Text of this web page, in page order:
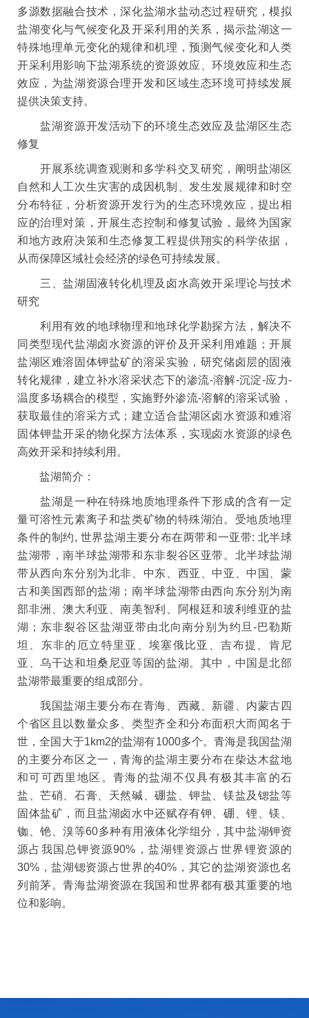
多源数据融合技术，深化盐湖水盐动态过程研究，模拟
盐湖变化与气候变化及开采利用的关系，揭示盐湖这一
特殊地理单元变化的规律和机理，预测气候变化和人类
开采利用影响下盐湖系统的资源效应、环境效应和生态
效应，为盐湖资源合理开发和区域生态环境可持续发展
提供决策支持。
盐湖资源开发活动下的环境生态效应及盐湖区生态
修复
开展系统调查观测和多学科交叉研究，阐明盐湖区
自然和人工次生灾害的成因机制、发生发展规律和时空
分布特征，分析资源开发行为的生态环境效应，提出相
应的治理对策，开展生态控制和修复试验，最终为国家
和地方政府决策和生态修复工程提供翔实的科学依据，
从而保障区域社会经济的绿色可持续发展。
三、盐湖固液转化机理及卤水高效开采理论与技术
研究
利用有效的地球物理和地球化学勘探方法，解决不
同类型现代盐湖卤水资源的评价及开采利用难题；开展
盐湖区难溶固体钾盐矿的溶采实验，研究储卤层的固液
转化规律，建立补水溶采状态下的渗流-溶解-沉淀-应力-
温度多场耦合的模型，实施野外渗流-溶解的溶采试验，
获取最佳的溶采方式；建立适合盐湖区卤水资源和难溶
固体钾盐开采的物化探方法体系，实现卤水资源的绿色
高效开采和持续利用。
盐湖简介：
盐湖是一种在特殊地质地理条件下形成的含有一定
量可溶性元素离子和盐类矿物的特殊湖泊。受地质地理
条件的制约, 世界盐湖主要分布在两带和一亚带: 北半球
盐湖带，南半球盐湖带和东非裂谷区亚带。北半球盐湖
带从西向东分别为北非、中东、西亚、中亚、中国、蒙
古和美国西部的盐湖；南半球盐湖带由西向东分别为南
部非洲、澳大利亚、南美智利、阿根廷和玻利维亚的盐
湖；东非裂谷区盐湖亚带由北向南分别为约旦-巴勒斯
坦、东非的厄立特里亚、埃塞俄比亚、吉布提、肯尼
亚、乌干达和坦桑尼亚等国的盐湖。其中，中国是北部
盐湖带最重要的组成部分。
我国盐湖主要分布在青海、西藏、新疆、内蒙古四
个省区且以数量众多、类型齐全和分布面积大而闻名于
世，全国大于1km2的盐湖有1000多个。青海是我国盐湖
的主要分布区之一，青海的盐湖主要分布在柴达木盆地
和可可西里地区。青海的盐湖不仅具有极其丰富的石
盐、芒硝、石膏、天然碱、硼盐、钾盐、镁盐及锶盐等
固体盐矿，而且盐湖卤水中还赋存有钾、硼、锂、镁、
铷、铯、溴等60多种有用液体化学组分，其中盐湖钾资
源占我国总钾资源90%，盐湖锂资源占世界锂资源的
30%，盐湖锶资源占世界的40%，其它的盐湖资源也名
列前茅。青海盐湖资源在我国和世界都有极其重要的地
位和影响。